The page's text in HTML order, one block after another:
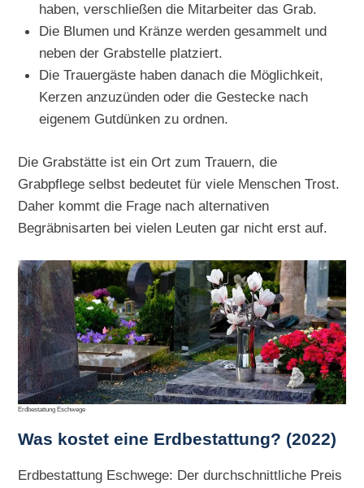
haben, verschließen die Mitarbeiter das Grab.
Die Blumen und Kränze werden gesammelt und
neben der Grabstelle platziert.
Die Trauergäste haben danach die Möglichkeit,
Kerzen anzuzünden oder die Gestecke nach
eigenem Gutdünken zu ordnen.
Die Grabstätte ist ein Ort zum Trauern, die
Grabpflege selbst bedeutet für viele Menschen Trost.
Daher kommt die Frage nach alternativen
Begräbnisarten bei vielen Leuten gar nicht erst auf.
Erdbestattung Eschwege
Was kostet eine Erdbestattung? (2022)
Erdbestattung Eschwege: Der durchschnittliche Preis